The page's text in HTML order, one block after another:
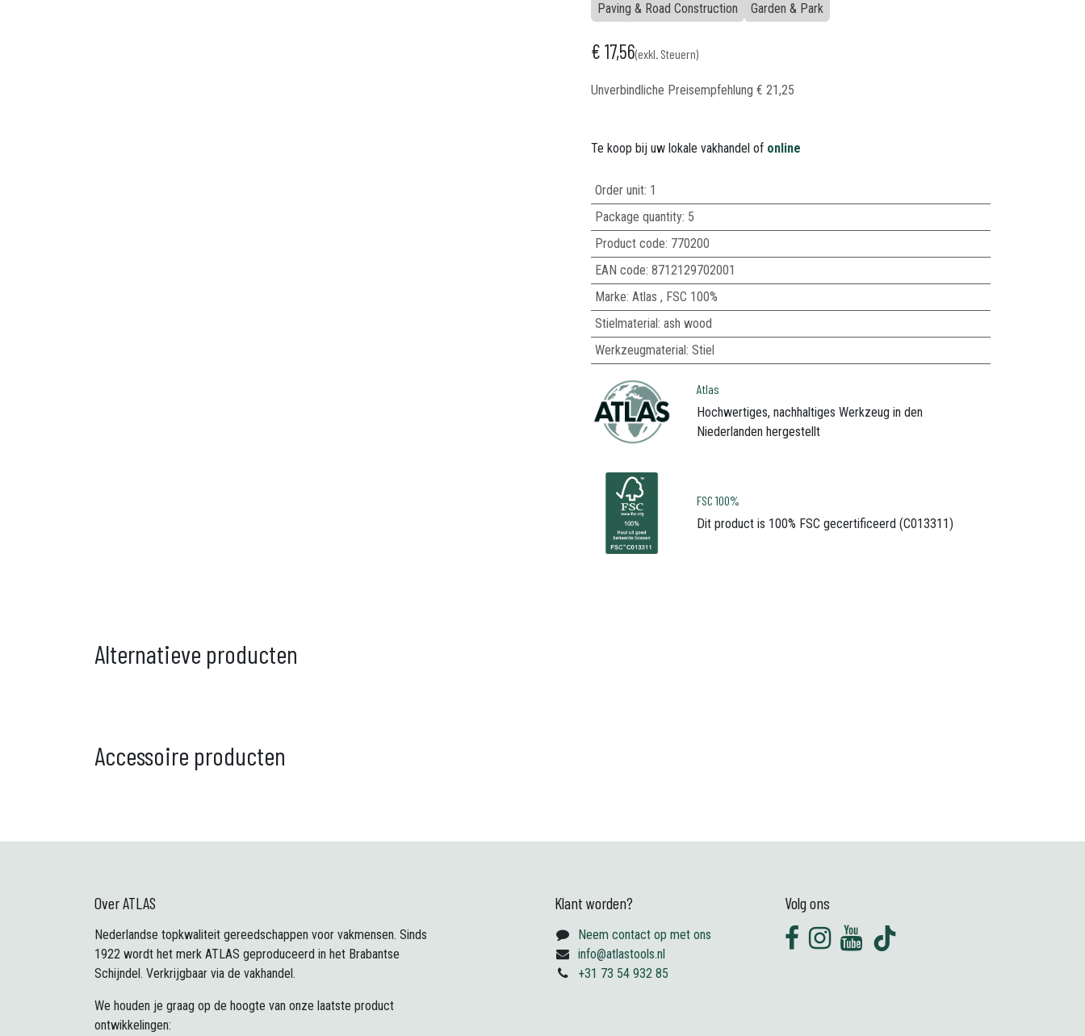
Paving & Road Construction
Garden & Park
€ 17,56(exkl. Steuern)
Unverbindliche Preisempfehlung​ € 21,25
Te koop bij uw lokale vakhandel of online
Order unit: 1
Package quantity: 5
Product code: 770200
EAN code: 8712129702001
Marke: Atlas , FSC 100%
Stielmaterial: ash wood
Werkzeugmaterial: Stiel
Atlas
Hochwertiges, nachhaltiges Werkzeug in den
Niederlanden hergestellt
FSC 100%
Dit product is 100% FSC gecertificeerd (C013311)
Alternatieve producten
Accessoire producten
Over ATLAS
Nederlandse topkwaliteit gereedschappen voor vakmensen. Sinds
1922 wordt het merk ATLAS geproduceerd in het Brabantse
Schijndel. Verkrijgbaar via de vakhandel.
We houden je graag op de hoogte van onze laatste product
ontwikkelingen:
Klant worden?
Neem contact op met ons
info@atlastools.nl
+31 73 54 932 85
Volg ons